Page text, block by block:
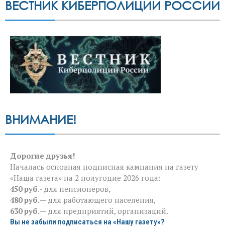
ВЕСТНИК КИБЕРПОЛИЦИИ РОССИИ
ВНИМАНИЕ!
Дорогие друзья!
Началась основная подписная кампания на газету
«Наша газета» на 2 полугодие 2026 года:
450 руб.- для пенсионеров,
480 руб.— для работающего населения,
630 руб.— для предприятий, организаций.
Вы не забыли подписаться на «Нашу газету»?